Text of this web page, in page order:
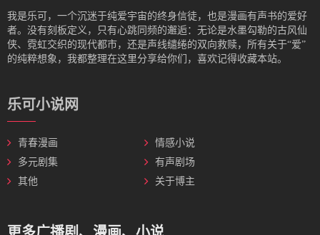
我是‌乐可，一个沉迷于纯爱宇宙的终身信徒，也是漫画有声书的爱好
者。没有刻板定义，只有心跳同频的邂逅：无论是水墨勾勒的古风仙
侠、霓虹交织的现代都市，还是声线缱绻的双向救赎，所有关于“爱”
的纯粹想象，我都整理在这里分享给你们，喜欢记得收藏本站。
乐可小说网
青春漫画
情感小说
多元剧集
有声剧场
其他
关于博主